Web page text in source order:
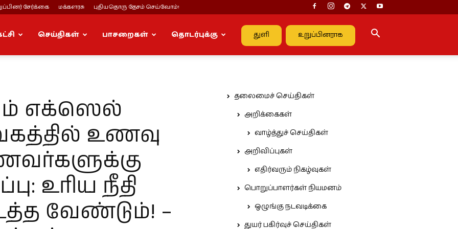
சேர்க்கை மக்களரசு புதியதொரு தேசம் செய்வோம்!
துளி உறுப்பினராக
செய்திகள் பாசறைகள் தொடர்புக்கு
எக்ஸெல்
உணவு
உரிய நீதி
வேண்டும்! –
தலைமைச் செய்திகள்
அறிக்கைகள்
வாழ்த்துச் செய்திகள்
அறிவிப்புகள்
எதிர்வரும் நிகழ்வுகள்
பொறுப்பாளர்கள் நியமனம்
ஒழுங்கு நடவடிக்கை
துயர் பகிர்வுச் செய்திகள்